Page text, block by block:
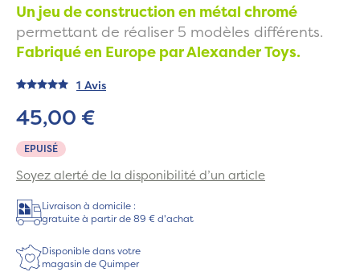
Un jeu de construction en métal chromé
permettant de réaliser 5 modèles différents.
Fabriqué en Europe par Alexander Toys.
1 Avis
EPUISÉ
45,00 €
Soyez alerté de la disponibilité d’un article
Livraison à domicile :
gratuite à partir de 89 € d'achat
Disponible dans votre
magasin de Quimper